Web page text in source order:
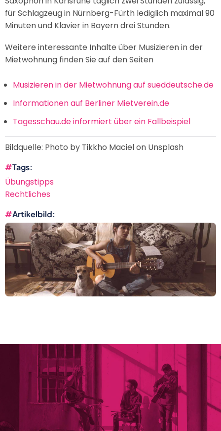
für Schlagzeug in Nürnberg-Fürth lediglich maximal 90
Minuten und Klavier in Bayern drei Stunden.
Weitere interessante Inhalte über Musizieren in der
Mietwohnung finden Sie auf den Seiten
Musizieren in der Mietwohnung auf sueddeutsche.de
Informationen auf Berliner Mietverein.de
Tagesschau.de informiert über ein Fallbeispiel
Bildquelle: Photo by Tikkho Maciel on Unsplash
Tags
Übungstipps
Rechtliches
Artikelbild